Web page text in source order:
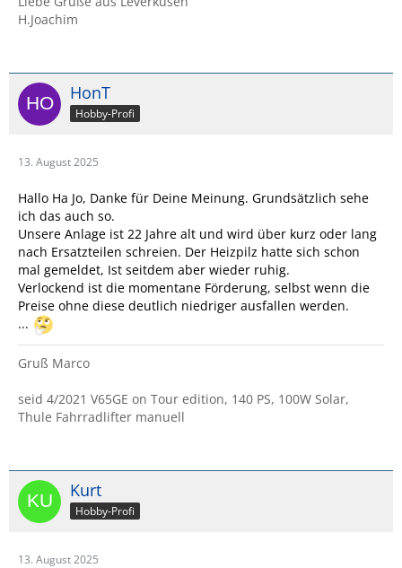
H.Joachim
HonT
Hobby-Profi
13. August 2025
Hallo Ha Jo, Danke für Deine Meinung. Grundsätzlich sehe
ich das auch so.
Unsere Anlage ist 22 Jahre alt und wird über kurz oder lang
nach Ersatzteilen schreien. Der Heizpilz hatte sich schon
mal gemeldet, Ist seitdem aber wieder ruhig.
Verlockend ist die momentane Förderung, selbst wenn die
Preise ohne diese deutlich niedriger ausfallen werden.
...
Gruß Marco
seid 4/2021 V65GE on Tour edition, 140 PS, 100W Solar,
Thule Fahrradlifter manuell
Kurt
Hobby-Profi
13. August 2025